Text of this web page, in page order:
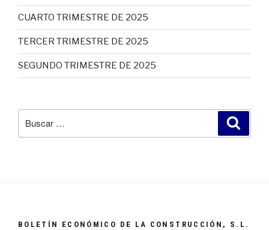
CUARTO TRIMESTRE DE 2025
TERCER TRIMESTRE DE 2025
SEGUNDO TRIMESTRE DE 2025
BOLETÍN ECONÓMICO DE LA CONSTRUCCIÓN, S.L.